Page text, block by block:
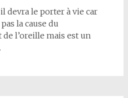
devra le porter à vie car
la cause du
l’oreille mais est un